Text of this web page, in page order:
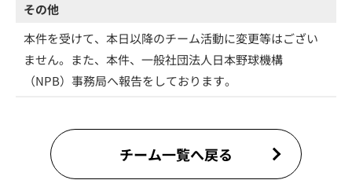
その他
本件を受けて、本日以降のチーム活動に変更等はござい
ません。また、本件、一般社団法人日本野球機構
（NPB）事務局へ報告をしております。
チーム一覧へ戻る